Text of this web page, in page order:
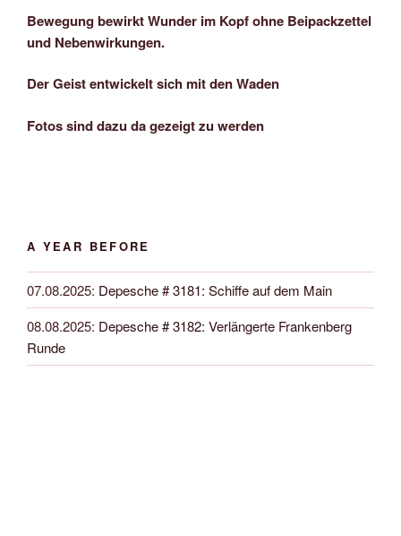
Bewegung bewirkt Wunder im Kopf ohne Beipackzettel
und Nebenwirkungen.
Der Geist entwickelt sich mit den Waden
Fotos sind dazu da gezeigt zu werden
A YEAR BEFORE
07.08.2025: Depesche # 3181: Schiffe auf dem Main
08.08.2025: Depesche # 3182: Verlängerte Frankenberg
Runde